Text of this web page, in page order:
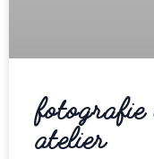
fotografie
atelier